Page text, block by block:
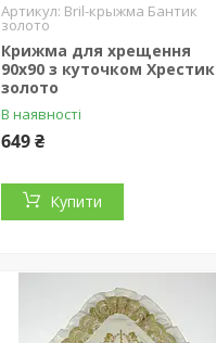
Bril-крыжма Бантик
золото
Крижма для хрещення
90х90 з куточком Хрестик
золото
В наявності
649 ₴
Купити